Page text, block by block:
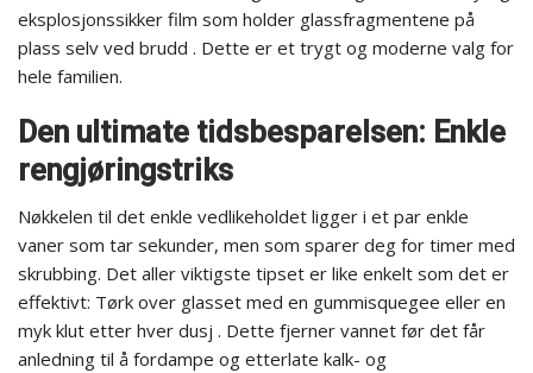
eksplosjonssikker film som holder glassfragmentene på
plass selv ved brudd . Dette er et trygt og moderne valg for
hele familien.
Den ultimate tidsbesparelsen: Enkle
rengjøringstriks
Nøkkelen til det enkle vedlikeholdet ligger i et par enkle
vaner som tar sekunder, men som sparer deg for timer med
skrubbing. Det aller viktigste tipset er like enkelt som det er
effektivt: Tørk over glasset med en gummisquegee eller en
myk klut etter hver dusj . Dette fjerner vannet før det får
anledning til å fordampe og etterlate kalk- og